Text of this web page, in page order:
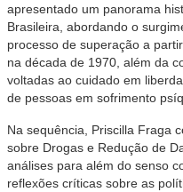
apresentado um panorama
Brasileira, abordando o
processo de superação a
na década de 1970, além da
voltadas ao cuidado em
de pessoas em sofrimento
Na sequência, Priscilla Fraga
sobre Drogas e Redução de
análises para além do senso
reflexões críticas sobre as